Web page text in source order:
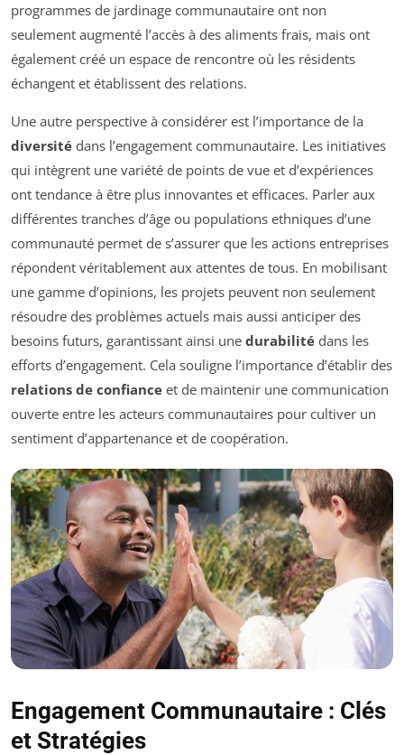
programmes de jardinage communautaire ont non
seulement augmenté l’accès à des aliments frais, mais ont
également créé un espace de rencontre où les résidents
échangent et établissent des relations.
Une autre perspective à considérer est l’importance de la
diversité dans l’engagement communautaire. Les initiatives
qui intègrent une variété de points de vue et d’expériences
ont tendance à être plus innovantes et efficaces. Parler aux
différentes tranches d’âge ou populations ethniques d’une
communauté permet de s’assurer que les actions entreprises
répondent véritablement aux attentes de tous. En mobilisant
une gamme d’opinions, les projets peuvent non seulement
résoudre des problèmes actuels mais aussi anticiper des
besoins futurs, garantissant ainsi une durabilité dans les
efforts d’engagement. Cela souligne l’importance d’établir des
relations de confiance et de maintenir une communication
ouverte entre les acteurs communautaires pour cultiver un
sentiment d’appartenance et de coopération.
Engagement Communautaire : Clés
et Stratégies